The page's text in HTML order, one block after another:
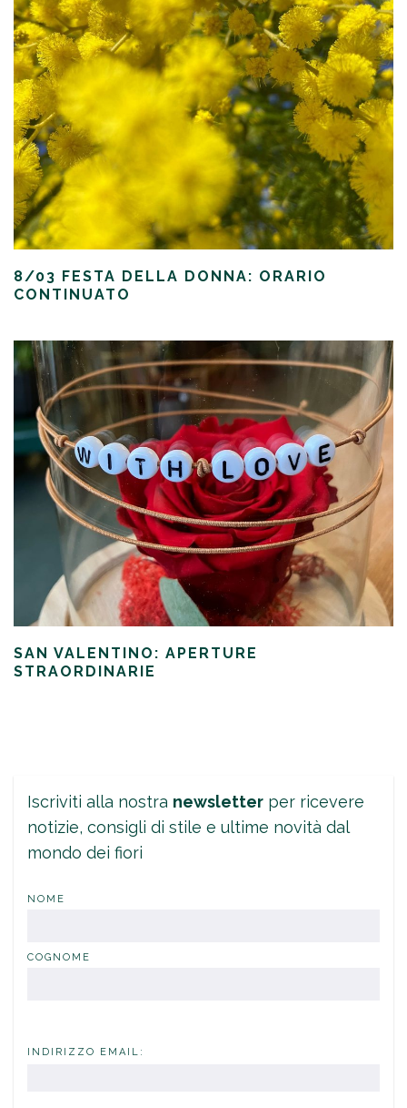
8/03 FESTA DELLA DONNA: ORARIO
CONTINUATO
SAN VALENTINO: APERTURE
STRAORDINARIE
Iscriviti alla nostra newsletter per ricevere
notizie, consigli di stile e ultime novità dal
mondo dei fiori
NOME
COGNOME
INDIRIZZO EMAIL: